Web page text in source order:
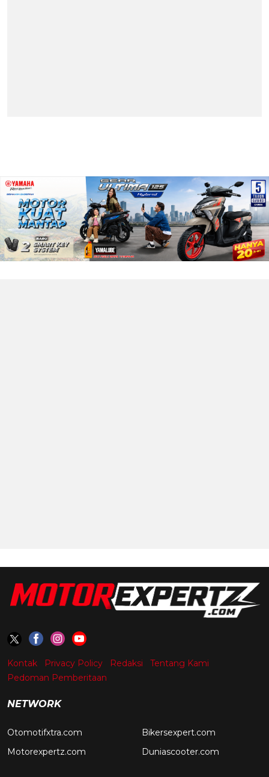
Kontak Privacy Policy Redaksi
Tentang Kami
Pedoman Pemberitaan
NETWORK
Otomotifxtra.com
Motorexpertz.com
Bikersexpert.com
Duniascooter.com